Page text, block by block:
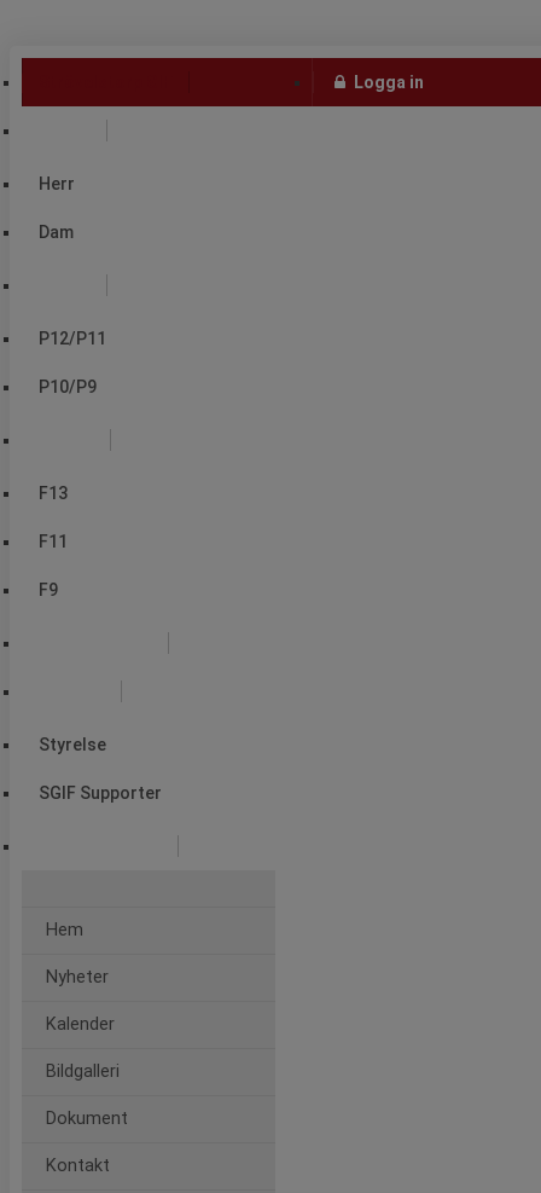
Herr
Dam
P12/P11
P10/P9
F13
F11
F9
Styrelse
SGIF Supporter
Logga in
Hem
Nyheter
Kalender
Bildgalleri
Dokument
Kontakt